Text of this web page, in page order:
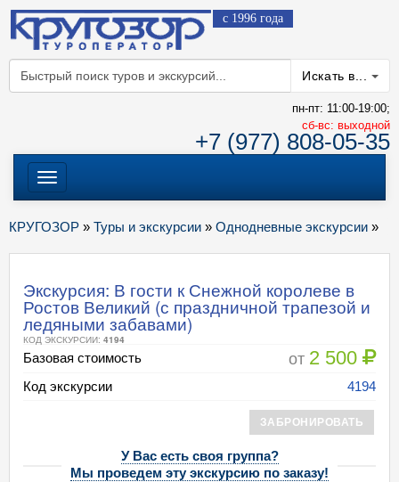
с 1996 года
Искать в...
пн-пт: 11:00-19:00;
cб-вс: выходной
+7 (977) 808-05-35
Меню
КРУГОЗОР » Туры и экскурсии » Однодневные экскурсии »
Экскурсия: В гости к Снежной королеве в
Ростов Великий (с праздничной трапезой и
ледяными забавами)
КОД ЭКСКУРСИИ: 4194
Базовая стоимость от 2 500
Код экскурсии 4194
ЗАБРОНИРОВАТЬ
У Вас есть своя группа?
Мы проведем эту экскурсию по заказу!